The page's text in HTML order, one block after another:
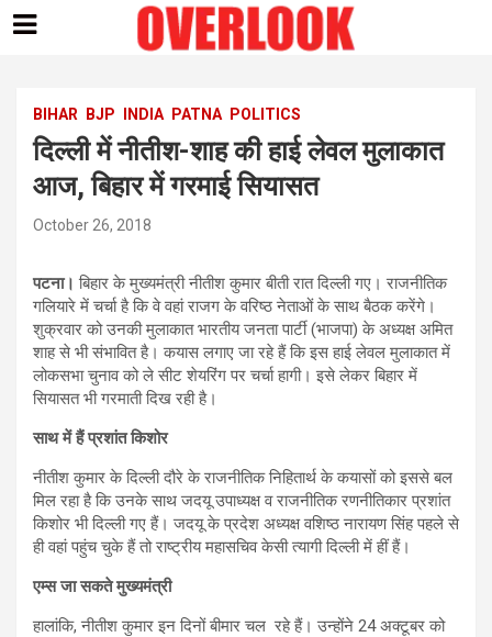
contentBIHAR BJP INDIA PATNA POLITICS
दिल्‍ली में नीतीश-शाह की हाई लेवल मुलाकात
आज, बिहार में गरमाई सियासत
October 26, 2018
पटना।बिहार के मुख्यमंत्री नीतीश कुमार बीती रात दिल्ली गए। राजनीतिक
गलियारे में चर्चा है कि वे वहां राजग के वरिष्ठ नेताओं के साथ बैठक करेंगे।
शुक्रवार को उनकी मुलाकात भारतीय जनता पार्टी (भाजपा) के अध्यक्ष अमित
शाह से भी संभावित है। कयास लगाए जा रहे हैं कि इस हाई लेवल मुलाकात में
लोकसभा चुनाव को ले सीट शेयरिंग पर चर्चा हागी। इसे लेकर बिहार में
सियासत भी गरमाती दिख रही है।
साथ में हैं प्रशांत किशोर
नीतीश कुमार के दिल्‍ली दौरे के राजनीतिक निहितार्थ के कयासों को इससे बल
मिल रहा है कि उनके साथ जदयू उपाध्‍यक्ष व राजनीतिक रणनीतिकार प्रशांत
किशोर भी दिल्‍ली गए हैं। जदयू के प्रदेश अध्‍यक्ष वशिष्ठ नारायण सिंह पहले से
ही वहां पहुंच चुके हैं तो राष्‍ट्रीय महासचिव केसी त्‍यागी दिल्‍ली में हीं हैं।
एम्‍स जा सकते मुख्‍यमंत्री
हालांकि, नीतीश कुमार इन दिनों बीमार चल रहे हैं। उन्‍होंने 24 अक्‍टूबर को